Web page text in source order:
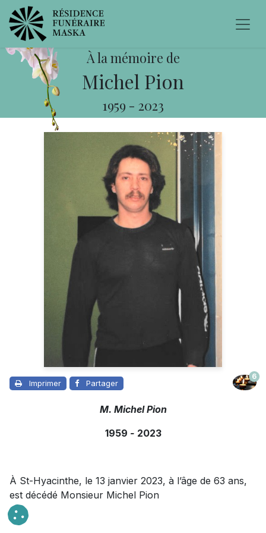
À la mémoire de
Michel Pion
1959 - 2023
Imprimer Partager
6
M. Michel Pion
1959 - 2023
À St-Hyacinthe, le 13 janvier 2023, à l’âge de 63 ans,
est décédé Monsieur Michel Pion